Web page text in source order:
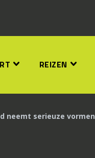
REIZEN
neemt serieuze